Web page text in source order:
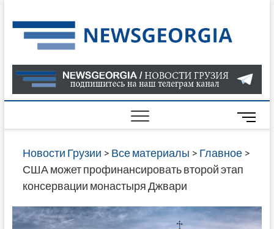
to
content
О
В
ГРУЗИИ
САЙТЕ
M
e
n
u
t
Новости Грузии > Все материалы > Главное>
США может профинансировать второй этап
консервации монастыря Джвари